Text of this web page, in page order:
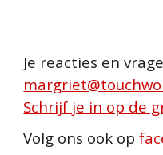
Je reacties en
Schrijf je in op de
Volg ons ook op